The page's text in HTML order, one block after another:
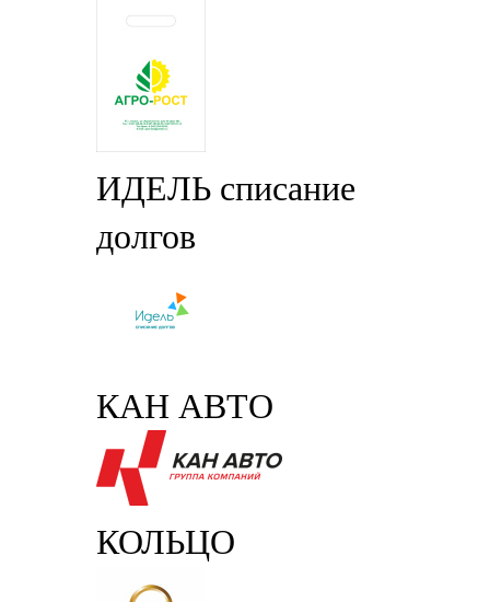
ИДЕЛЬ списание
долгов
КАН АВТО
КОЛЬЦО